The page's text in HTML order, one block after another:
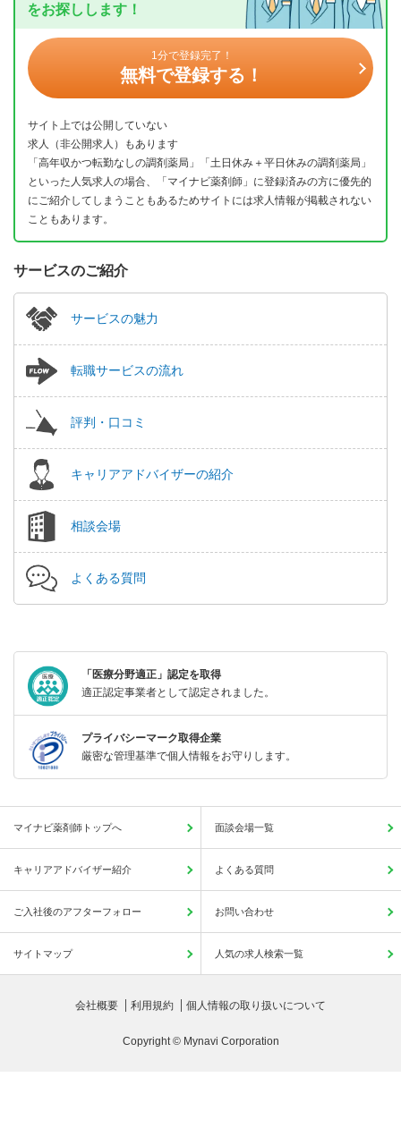
をお探しします！
1分で登録完了！
無料で登録する！
サイト上では公開していない
求人（非公開求人）もあります
「高年収かつ転勤なしの調剤薬局」「土日休み＋平日休みの調剤薬局」
といった人気求人の場合、「マイナビ薬剤師」に登録済みの方に優先的
にご紹介してしまうこともあるためサイトには求人情報が掲載されない
こともあります。
サービスのご紹介
サービスの魅力
転職サービスの流れ
評判・口コミ
キャリアアドバイザーの紹介
相談会場
よくある質問
「医療分野適正」認定を取得
適正認定事業者として認定されました。
プライバシーマーク取得企業
厳密な管理基準で個人情報をお守りします。
マイナビ薬剤師トップへ 面談会場一覧
キャリアアドバイザー紹介 よくある質問
ご入社後のアフターフォロー お問い合わせ
サイトマップ 人気の求人検索一覧
会社概要 利用規約 個人情報の取り扱いについて
Copyright © Mynavi Corporation